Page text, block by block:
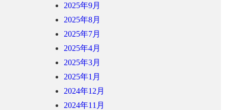
2025年9月
2025年8月
2025年7月
2025年4月
2025年3月
2025年1月
2024年12月
2024年11月